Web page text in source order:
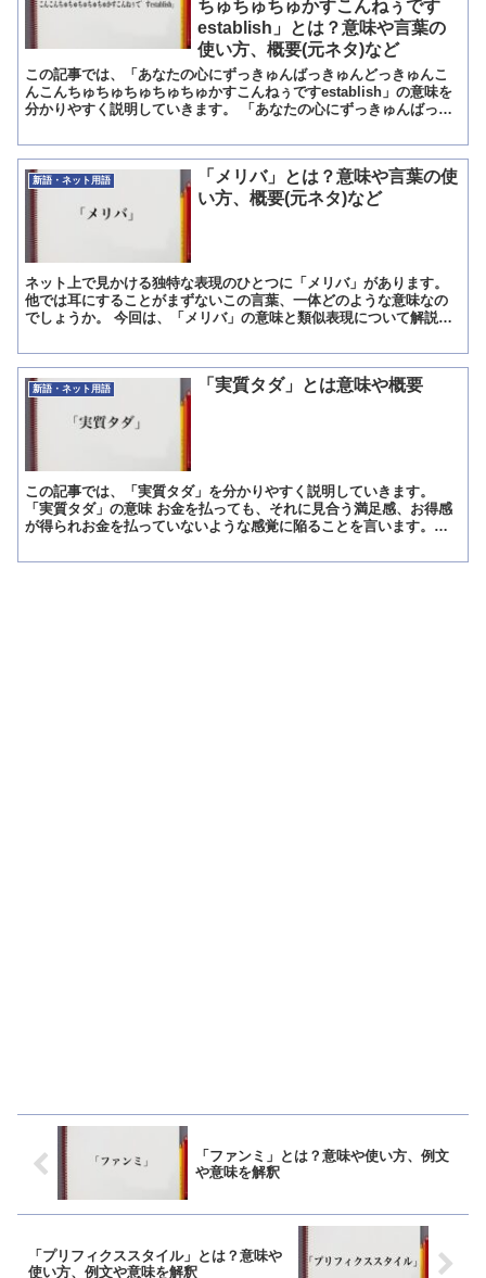
ちゅちゅちゅかすこんねぅです
establish」とは？意味や言葉の
使い方、概要(元ネタ)など
この記事では、「あなたの心にずっきゅんばっきゅんどっきゅんこ
んこんちゅちゅちゅちゅちゅかすこんねぅですestablish」の意味を
分かりやすく説明していきます。 「あなたの心にずっきゅんばっき
新語・ネット用語
「メリバ」とは？意味や言葉の使
い方、概要(元ネタ)など
ネット上で見かける独特な表現のひとつに「メリバ」があります。
他では耳にすることがまずないこの言葉、一体どのような意味なの
でしょうか。 今回は、「メリバ」の意味と類似表現について解説し
新語・ネット用語 「実質タダ」とは意味や概要
この記事では、「実質タダ」を分かりやすく説明していきます。
「実質タダ」の意味 お金を払っても、それに見合う満足感、お得感
が得られお金を払っていないような感覚に陥ることを言います。
「ファンミ」とは？意味や使い方、例文
や意味を解釈
「プリフィクススタイル」とは？意味や
使い方、例文や意味を解釈